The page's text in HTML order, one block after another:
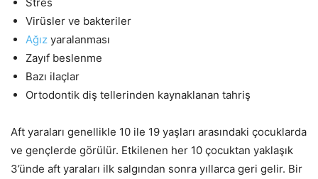
Virüsler ve bakteriler
Ağız yaralanması
Zayıf beslenme
Bazı ilaçlar
Ortodontik diş tellerinden kaynaklanan tahriş
Aft yaraları genellikle 10 ile 19 yaşları arasındaki çocuklarda
ve gençlerde görülür. Etkilenen her 10 çocuktan yaklaşık
3’ünde aft yaraları ilk salgından sonra yıllarca geri gelir. Bir